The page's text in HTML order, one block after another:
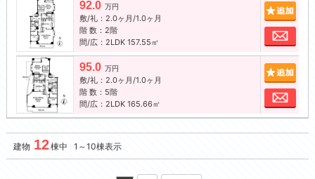
92.0 万円
敷/礼：2.0ヶ月/1.0ヶ月
階 数：2階
間/広：2LDK 157.55㎡
お
95.0 万円
敷/礼：2.0ヶ月/1.0ヶ月
階 数：5階
間/広：2LDK 165.66㎡
お
建物 12棟中 1～10棟表示